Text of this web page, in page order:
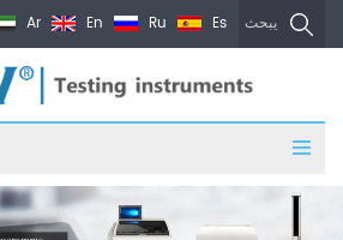
يبحث Ar En Ru Es